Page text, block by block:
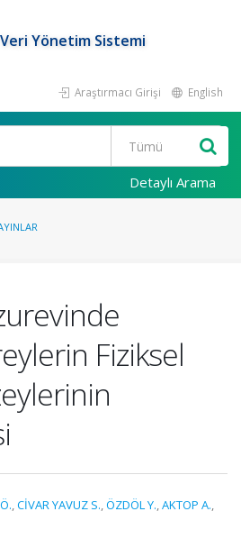
Yönetim Sistemi
Araştırmacı Girişi English
Detaylı Arama
Fiziksel
,CİVAR YAVUZ S.,ÖZDÖL Y.,AKTOP A.,